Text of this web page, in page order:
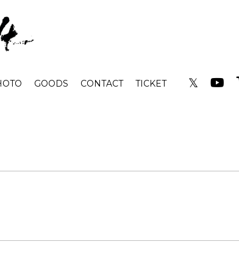
GOODS CONTACT TICKET 𝕏